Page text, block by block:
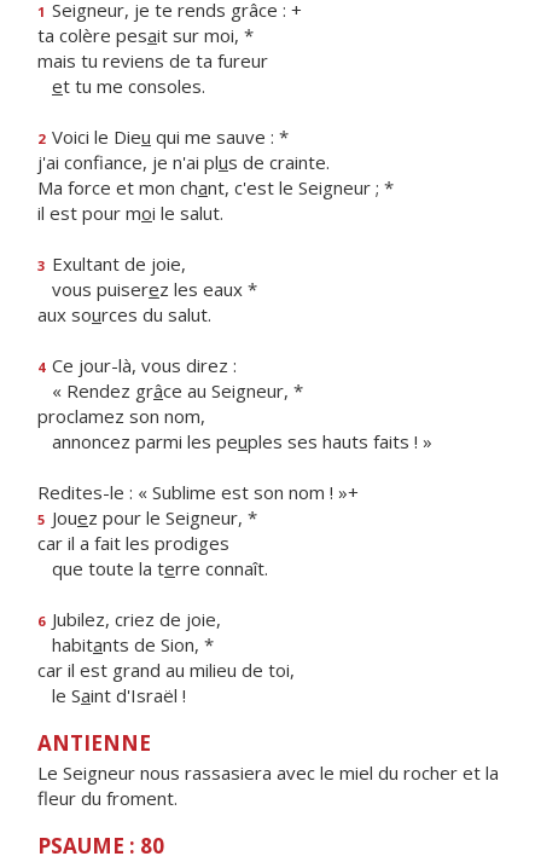
1 Seigneur, je te rends grâce : +
ta colère pesait sur moi, *
mais tu reviens de ta fureur
et tu me consoles.
2 Voici le Dieu qui me sauve : *
j'ai confiance, je n'ai plus de crainte.
Ma force et mon chant, c'est le Seigneur ; *
il est pour moi le salut.
3 Exultant de joie,
vous puiserez les eaux *
aux sources du salut.
4 Ce jour-là, vous direz :
« Rendez grâce au Seigneur, *
proclamez son nom,
annoncez parmi les peuples ses hauts faits ! »
Redites-le : « Sublime est son nom ! »+
5 Jouez pour le Seigneur, *
car il a fait les prodiges
que toute la terre connaît.
6 Jubilez, criez de joie,
habitants de Sion, *
car il est grand au milieu de toi,
le Saint d'Israël !
ANTIENNE
Le Seigneur nous rassasiera avec le miel du rocher et la
fleur du froment.
PSAUME : 80